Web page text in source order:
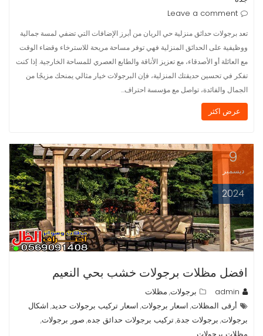
Leave a comment
تعد برجولات حدائق منزلية حي الريان من أبرز الإضافات التي تضفي لمسة جمالية
ووظيفية على الحدائق المنزلية فهي توفر مساحة مريحة للاسترخاء وقضاء الوقت
مع العائلة أو الأصدقاء، مع تعزيز الأناقة والطابع العصري للمساحة الخارجية. إذا كنت
تفكر في تحسين حديقتك المنزلية، فإن البرجولات خيار مثالي يمنحك مزيجًا من
الجمال والفائدة، تواصل مع مؤسسة احتراف…
عرض اكثر
9
ديسمبر
2024
افضل مظلات برجولات خشب بحي النعيم
admin برجولات, مظلات
أرقى المظلات, اسعار برجولات, اسعار تركيب برجولات حديد, اشكال
برجولات, برجولات جدة,تركيب برجولات حدائق جده, صور برجولات,